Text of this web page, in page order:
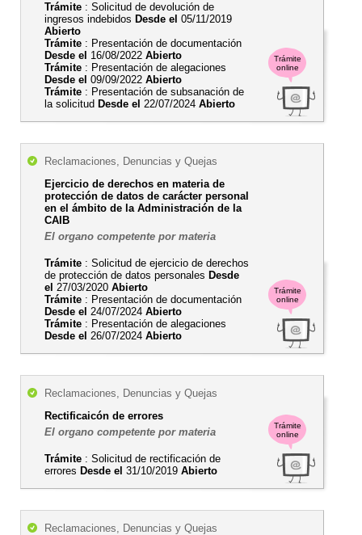
Trámite
online
Trámite : Solicitud de devolución de
ingresos indebidos Desde el 05/11/2019
Abierto
Trámite : Presentación de documentación
Desde el 16/08/2022 Abierto
Trámite : Presentación de alegaciones
Desde el 09/09/2022 Abierto
Trámite : Presentación de subsanación de
la solicitud Desde el 22/07/2024 Abierto
Trámite
online
Reclamaciones, Denuncias y Quejas
Ejercicio de derechos en materia de
protección de datos de carácter personal
en el ámbito de la Administración de la
CAIB
El organo competente por materia
Trámite : Solicitud de ejercicio de derechos
de protección de datos personales Desde
el 27/03/2020 Abierto
Trámite : Presentación de documentación
Desde el 24/07/2024 Abierto
Trámite : Presentación de alegaciones
Desde el 26/07/2024 Abierto
Trámite
online
Reclamaciones, Denuncias y Quejas
Rectificaicón de errores
El organo competente por materia
Trámite : Solicitud de rectificación de
errores Desde el 31/10/2019 Abierto
Reclamaciones, Denuncias y Quejas